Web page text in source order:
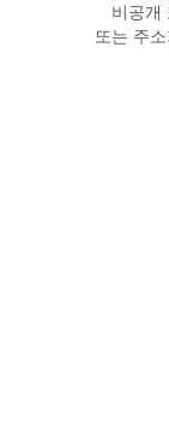
비공개
또는 주